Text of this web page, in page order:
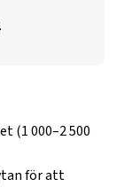
(1 000–2 500
för att